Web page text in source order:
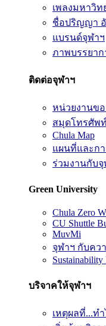
เพลงมหาวิท
ชื่อปริญญา
แบรนด์จุฬาฯ
ภาพบรรยาก
ติดต่อจุฬาฯ
หน่วยงานขอ
สมุดโทรศัพ
Chula Map
แผนที่และกา
ร่วมงานกับจุ
Green University
Chula Zero
CU Shuttle
MuvMi
จุฬาฯ กับคว
Sustainability
บริจาคให้จุฬาฯ
เหตุผลที่...ท